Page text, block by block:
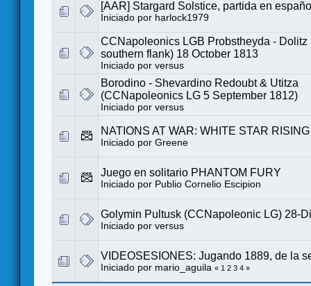
[AAR] Stargard Solstice, partida en
Iniciado por harlock1979
CCNapoleonics LGB Probstheyda - Dolitz
southern flank) 18 October 1813
Iniciado por versus
Borodino - Shevardino Redoubt & Utitza
(CCNapoleonics LG 5 September 1812)
Iniciado por versus
NATIONS AT WAR: WHITE STAR
Iniciado por Greene
Juego en solitario PHANTOM FURY
Iniciado por Publio Cornelio Escipion
Golymin Pultusk (CCNapoleonic LG) 28-
Iniciado por versus
VIDEOSESIONES: Jugando 1889, de la
Iniciado por mario_aguila « 1 2 3 4 »